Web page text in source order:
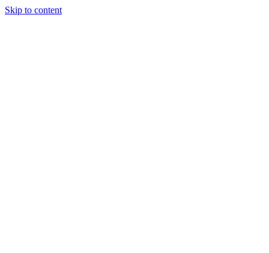
Skip to content